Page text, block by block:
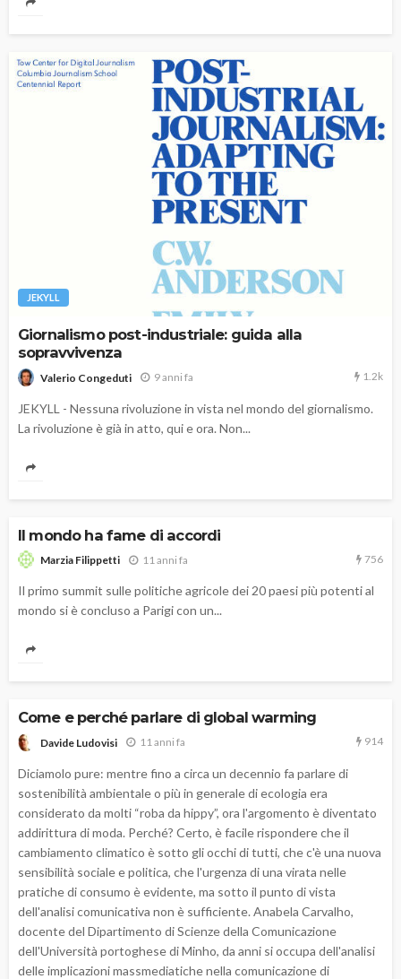
JEKYLL
Giornalismo post-industriale: guida alla
sopravvivenza
Valerio Congeduti 9 anni fa 1.2k
JEKYLL - Nessuna rivoluzione in vista nel mondo del giornalismo.
La rivoluzione è già in atto, qui e ora. Non...
Il mondo ha fame di accordi
Marzia Filippetti 11 anni fa 756
Il primo summit sulle politiche agricole dei 20 paesi più potenti al
mondo si è concluso a Parigi con un...
Come e perché parlare di global warming
Davide Ludovisi 11 anni fa 914
Diciamolo pure: mentre fino a circa un decennio fa parlare di
sostenibilità ambientale o più in generale di ecologia era
considerato da molti “roba da hippy”, ora l'argomento è diventato
addirittura di moda. Perché? Certo, è facile rispondere che il
cambiamento climatico è sotto gli occhi di tutti, che c'è una nuova
sensibilità sociale e politica, che l'urgenza di una virata nelle
pratiche di consumo è evidente, ma sotto il punto di vista
dell'analisi comunicativa non è sufficiente. Anabela Carvalho,
docente del Dipartimento di Scienze della Comunicazione
dell'Università portoghese di Minho, da anni si occupa dell'analisi
delle implicazioni massmediatiche nella comunicazione di